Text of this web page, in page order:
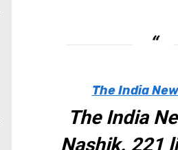
The India
The India
Nashik. 221